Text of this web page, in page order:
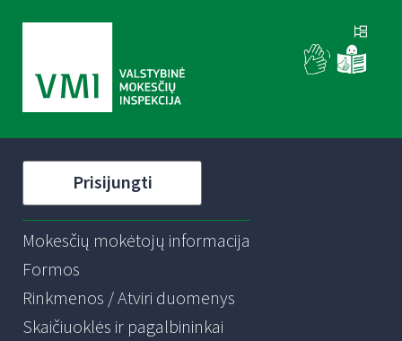
Prisijungti
Mokesčių mokėtojų informacija
Formos
Rinkmenos / Atviri duomenys
Skaičiuoklės ir pagalbininkai